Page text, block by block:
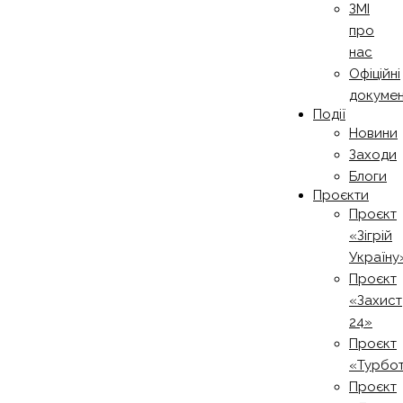
ЗМІ
про
нас
Офіційні
Події
Новини
Заходи
Блоги
Проєкти
Проєкт
«Зігрій
Проєкт
«Захист
24»
Проєкт
Проєкт